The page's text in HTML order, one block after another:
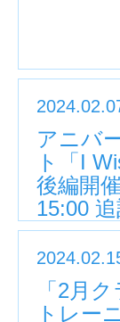
アニバ
ト「I
後編開
15:00 追
「2月
トレー